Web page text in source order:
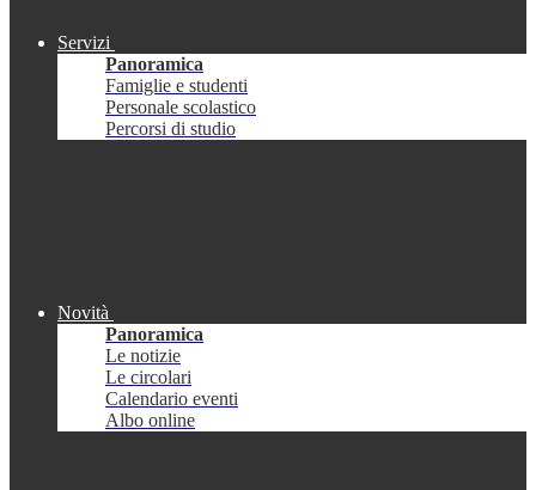
Servizi
Panoramica
Famiglie e studenti
Personale scolastico
Percorsi di studio
Novità
Panoramica
Le notizie
Le circolari
Calendario eventi
Albo online